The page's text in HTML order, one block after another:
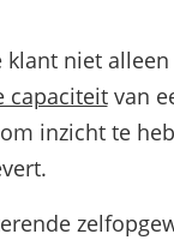
klant niet
capaciteitvan
inzicht te